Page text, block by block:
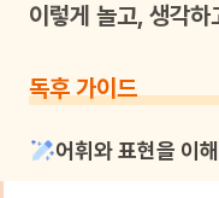
이렇게 놀고, 생각하
독후 가이드
어휘와 표현을 이